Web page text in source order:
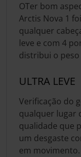
OTer bom
Arctis Nova 1
qualquer
leve e com 4
distribui o
ULTRA LEVE
Verificação do
qualquer lugar
qualidade que
um desgaste
em movimento.